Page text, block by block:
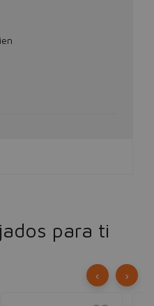
para ti
‹ ›